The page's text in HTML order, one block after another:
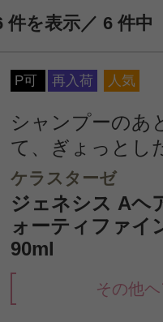
件を表示／ 6 件中
P可 再入荷 人気
シャンプーのあ
て、ぎょっとし
ケラスターゼ
ジェネシス Aヘ
ォーティファイ
90ml
その他